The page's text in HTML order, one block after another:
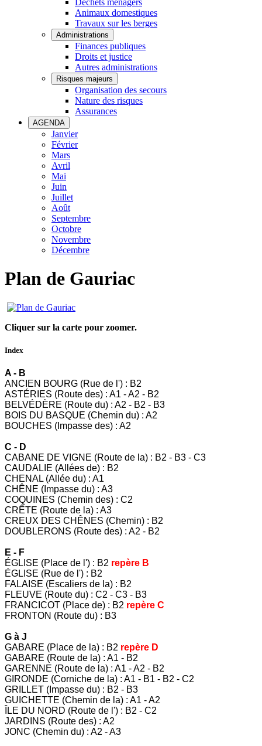
Déchets ménagers
Animaux domestiques
Travaux sur les berges
Administrations
Finances publiques
Droits et justice
Autres administrations
Risques majeurs
Organisation des secours
Nature des risques
Assurances
AGENDA
Janvier
Février
Mars
Avril
Mai
Juin
Juillet
Août
Septembre
Octobre
Novembre
Décembre
Plan de Gauriac
Cliquer sur la carte pour zoomer.
Index
A - B
ANCIEN BOURG (Rue de l') : B2
ASTÉRIES (Route des) : A1 - A2 - B2
BELVÉDÈRE (Route du) : A2 - B2 - B3
BOIS DU BASQUE (Chemin du) : A2
BOUCHES (Impasse des) : A2
C - D
CABANE DE VIGNE (Route de la) : B2 - B3 - C3
CAUDALIE (Allées de) : B2
CHENAL (Allée du) : A1
CHÊNE (Impasse du) : A3
COQUINES (Chemin des) : C2
CRÊTE (Route de la) : A3
CREUX DES CHÊNES (Chemin) : B2
DOUBLERONS (Route des) : A2 - B2
E - F
ÉGLISE (Place de l') : B2 repère B
ÉGLISE (Rue de l') : B2
FALAISE (Escaliers de la) : B2
FLEUVE (Route du) : C2 - C3 - B3
FRANCICOT (Place de) : B2 repère C
FRONTON (Route du) : B3
G à J
GABARE (Place de la) : B2 repère D
GABARE (Route de la) : A1 - B2
GARENNE (Route de la) : A1 - A2 - B2
GIRONDE (Corniche de la) : A1 - B1 - B2 - C2
GRILLET (Impasse du) : B2 - B3
GUICHETTE (Chemin de la) : A1 - A2
ÎLE DU NORD (Route de l') : B2 - C2
JARDINS (Route des) : A2
JONC (Chemin du) : A2 - A3